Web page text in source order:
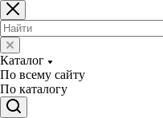
Каталог
По всему сайту
По каталогу